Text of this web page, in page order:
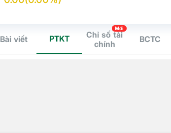
Bài viết PTKT
Chỉ số tài
chính
Mới
BCTC